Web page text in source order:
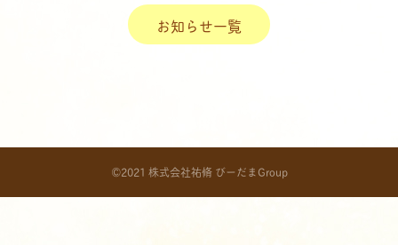
お知らせ一覧
©2021 株式会社祐脩 びーだまGroup